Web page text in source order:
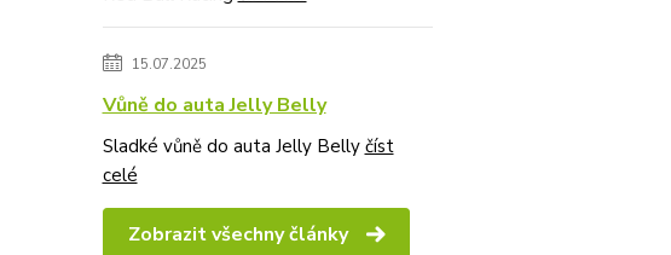
15.07.2025
Vůně do auta Jelly Belly
Sladké vůně do auta Jelly Belly číst
celé
Zobrazit všechny články